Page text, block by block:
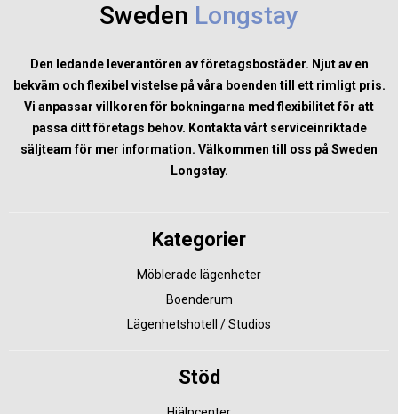
Sweden Longstay
Den ledande leverantören av företagsbostäder. Njut av en
bekväm och flexibel vistelse på våra boenden till ett rimligt pris.
Vi anpassar villkoren för bokningarna med flexibilitet för att
passa ditt företags behov. Kontakta vårt serviceinriktade
säljteam för mer information. Välkommen till oss på Sweden
Longstay.
Kategorier
Möblerade lägenheter
Boenderum
Lägenhetshotell / Studios
Stöd